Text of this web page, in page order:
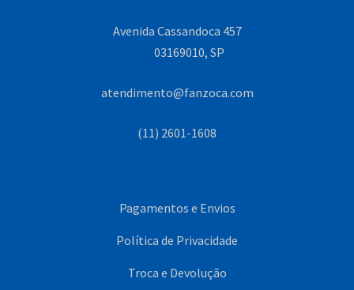
Avenida Cassandoca 457
03169010, SP
atendimento@fanzoca.com
(11) 2601-1608
Pagamentos e Envios
Política de Privacidade
Troca e Devolução